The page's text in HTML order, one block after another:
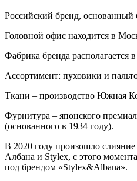
Российский бренд, основанный
Головной офис находится в
Фабрика бренда располагается
Ассортимент: пуховики и
Ткани – производство Южная
Фурнитура – японского
(основанного в 1934 году).
В 2020 году произошло
Албана и Stylex, с этого
под брендом «Stylex&Albana».